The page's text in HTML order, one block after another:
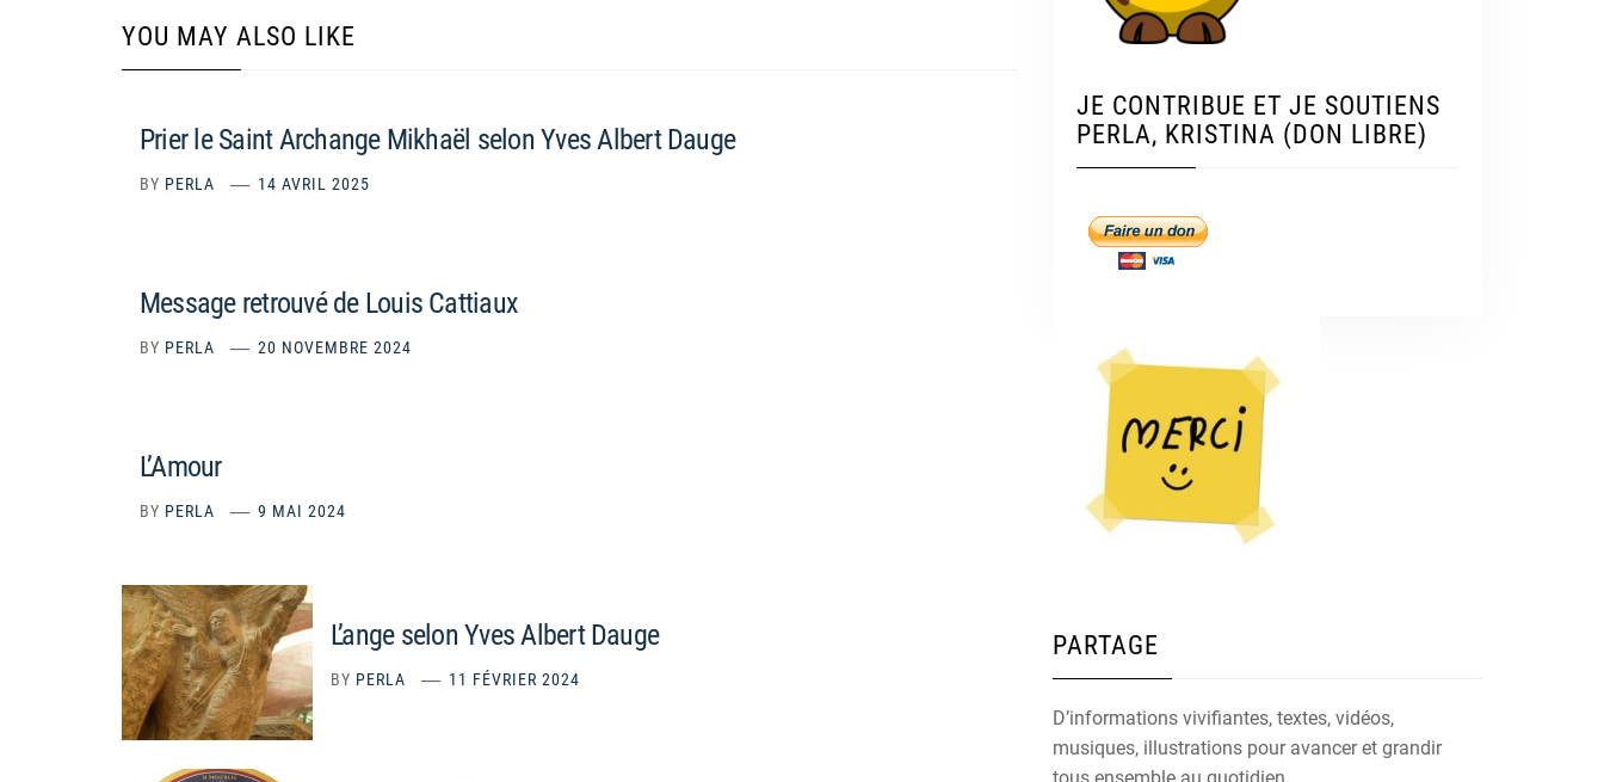
YOU MAY ALSO LIKE
Prier le Saint Archange Mikhaël selon Yves Albert Dauge
BY PERLA 14 AVRIL 2025
Message retrouvé de Louis Cattiaux
BY PERLA 20 NOVEMBRE 2024
L’Amour
BY PERLA 9 MAI 2024
L’ange selon Yves Albert Dauge
BY PERLA 11 FÉVRIER 2024
JE CONTRIBUE ET JE SOUTIENS
PERLA, KRISTINA (DON LIBRE)
PARTAGE
D’informations vivifiantes, textes, vidéos,
musiques, illustrations pour avancer et grandir